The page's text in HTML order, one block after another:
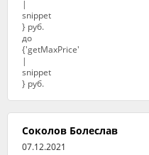
Соколов Болеслав
07.12.2021